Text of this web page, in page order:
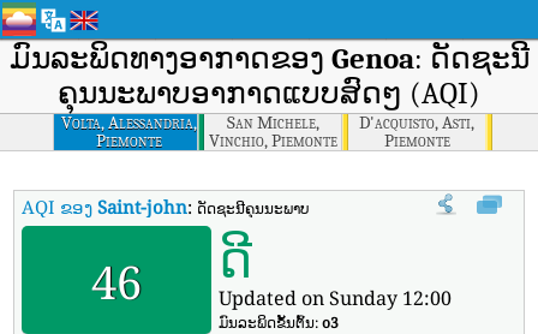
ມົນລະພິດທາງອາກາດຂອງ Genoa: ດັດຊະນີ
ຄຸນນະພາບອາກາດແບບສົດໆ (AQI)
Volta, Alessandria,
Piemonte
San Michele,
Vinchio, Piemonte
D'acquisto, Asti,
Piemonte
AQI ຂອງSaint-john: ດັດຊະນີຄຸນນະພາບອາກາດຕາມເວລາຈິງຂອງ Saint-john
46 ດີ
Updated on Sunday 12:00
ມົນລະພິດຂັ້ນຕົ້ນ:o3